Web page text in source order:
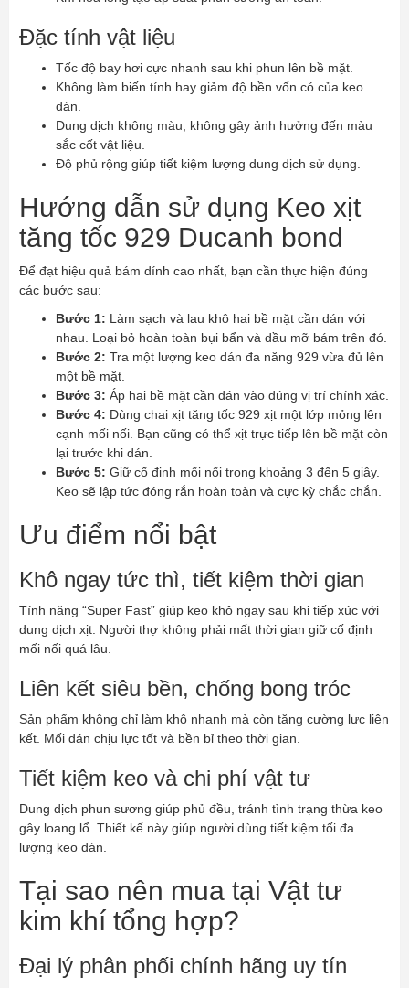
Đặc tính vật liệu
Tốc độ bay hơi cực nhanh sau khi phun lên bề mặt.
Không làm biến tính hay giảm độ bền vốn có của keo
dán.
Dung dịch không màu, không gây ảnh hưởng đến màu
sắc cốt vật liệu.
Độ phủ rộng giúp tiết kiệm lượng dung dịch sử dụng.
Hướng dẫn sử dụng Keo xịt
tăng tốc 929 Ducanh bond
Để đạt hiệu quả bám dính cao nhất, bạn cần thực hiện đúng
các bước sau:
Bước 1: Làm sạch và lau khô hai bề mặt cần dán với
nhau. Loại bỏ hoàn toàn bụi bẩn và dầu mỡ bám trên đó.
Bước 2: Tra một lượng keo dán đa năng 929 vừa đủ lên
một bề mặt.
Bước 3: Áp hai bề mặt cần dán vào đúng vị trí chính xác.
Bước 4: Dùng chai xịt tăng tốc 929 xịt một lớp mỏng lên
cạnh mối nối. Bạn cũng có thể xịt trực tiếp lên bề mặt còn
lại trước khi dán.
Bước 5: Giữ cố định mối nối trong khoảng 3 đến 5 giây.
Keo sẽ lập tức đóng rắn hoàn toàn và cực kỳ chắc chắn.
Ưu điểm nổi bật
Khô ngay tức thì, tiết kiệm thời gian
Tính năng “Super Fast” giúp keo khô ngay sau khi tiếp xúc với
dung dịch xịt. Người thợ không phải mất thời gian giữ cố định
mối nối quá lâu.
Liên kết siêu bền, chống bong tróc
Sản phẩm không chỉ làm khô nhanh mà còn tăng cường lực liên
kết. Mối dán chịu lực tốt và bền bỉ theo thời gian.
Tiết kiệm keo và chi phí vật tư
Dung dịch phun sương giúp phủ đều, tránh tình trạng thừa keo
gây loang lổ. Thiết kế này giúp người dùng tiết kiệm tối đa
lượng keo dán.
Tại sao nên mua tại Vật tư
kim khí tổng hợp?
Đại lý phân phối chính hãng uy tín